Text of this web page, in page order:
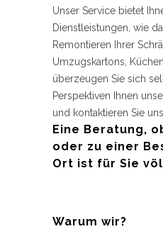
Unser Service bietet
Dienstleistungen, wie
Remontieren Ihrer
Umzugskartons,
überzeugen Sie sich
Perspektiven Ihnen
und kontaktieren Sie uns.
Eine Beratung,
oder zu einer
Ort ist für Sie
Warum wir?